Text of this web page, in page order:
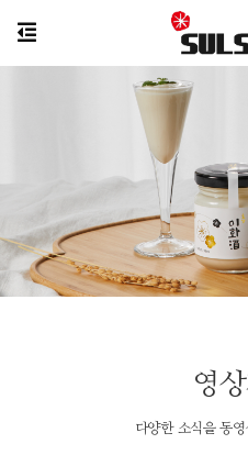
영
다양한 소식을 동